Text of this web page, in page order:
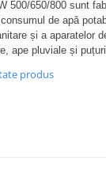
500/650/800 sunt
de apă
și a aparatelor
ape pluviale și puțuri.
produs